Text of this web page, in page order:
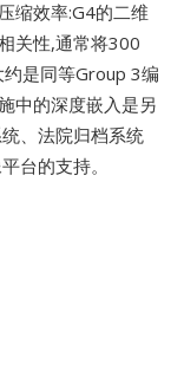
缩效率:G4的二维
关性,通常将300
是同等Group 3编
中的深度嵌入是另
、法院归档系统
台的支持。